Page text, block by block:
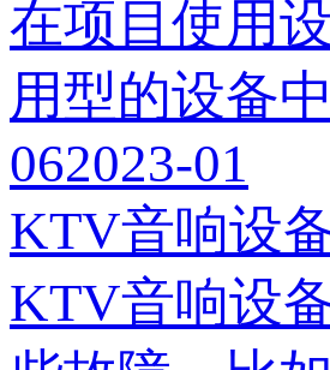
在项目使用
用型的设备
062023-01
KTV音响设
KTV音响设